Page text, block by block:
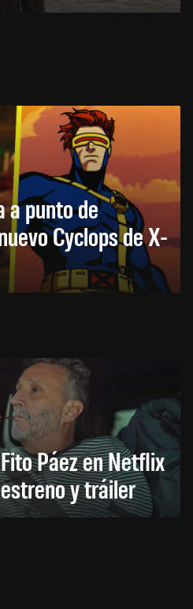
a punto de
Cyclops de X-
Páez en Netflix
y tráiler